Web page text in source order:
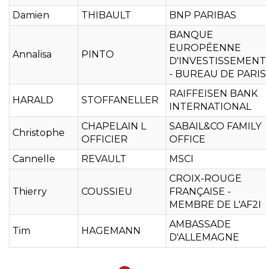
Damien
THIBAULT BNP PARIBAS
Annalisa PINTO
BANQUE
EUROPÉENNE
D'INVESTISSEMENT
- BUREAU DE PARIS
HARALD STOFFANELLER
RAIFFEISEN BANK
INTERNATIONAL
Christophe
CHAPELAIN L
OFFICIER
SABAIL&CO FAMILY
OFFICE
Cannelle
REVAULT MSCI
Thierry COUSSIEU
CROIX-ROUGE
FRANÇAISE -
MEMBRE DE L'AF2I
Tim HAGEMANN
AMBASSADE
D'ALLEMAGNE